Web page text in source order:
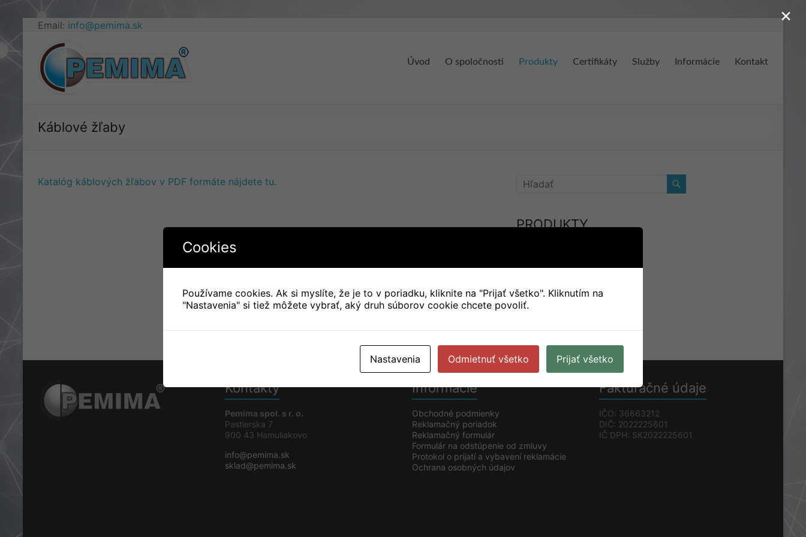
Prejsť
obsah
Email: info@pemima.sk
Pemima
–
izolačný
obalový
materiál
Úvod O spoločnosti Produkty Certifikáty Služby Informácie Kontakt
Káblové žľaby
Katalóg káblových žľabov v PDF formáte nájdete tu.
PRODUKTY
Obalový materiál
Káblové žľaby
Kontakty
Pemima spol. s r. o.
Pastierska 7
900 43 Hamuliakovo
info@pemima.sk
sklad@pemima.sk
Informácie
Obchodné podmienky
Reklamačný poriadok
Reklamačný formulár
Formulár na odstúpenie od zmluvy
Protokol o prijatí a vybavení reklamácie
Ochrana osobných údajov
Fakturačné údaje
IČO: 36663212
DIČ: 2022225601
IČ DPH: SK2022225601
×
Cookies
Používame cookies. Ak si myslíte, že je to v poriadku, kliknite na "Prijať všetko". Kliknutím na
"Nastavenia" si tiež môžete vybrať, aký druh súborov cookie chcete povoliť.
Nastavenia Odmietnuť všetko Prijať všetko